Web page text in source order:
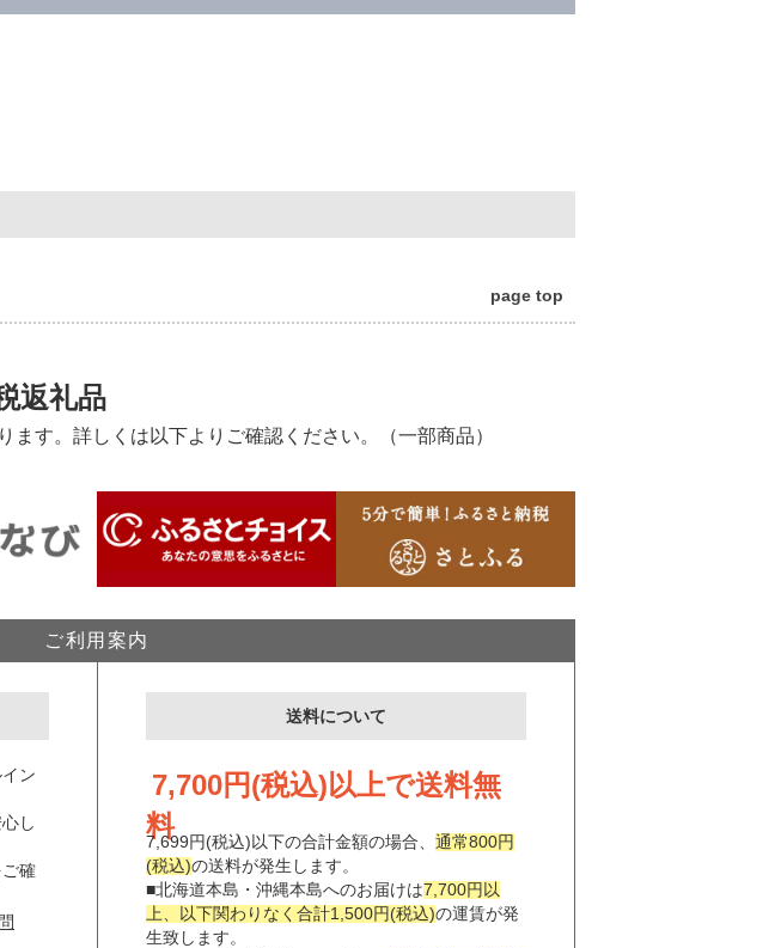
page top
返礼品
ます。詳しくは以下よりご確認ください。（一部商品）
ご利用案内
ン
し
確
送料について
7,700円(税込)以上で送料無
料
7,699円(税込)以下の合計金額の場合、 通常800円
(税込)の送料が発生します。
■北海道本島・沖縄本島へのお届けは7,700円以
上、以下関わりなく合計1,500円(税込)の運賃が発
生致します。